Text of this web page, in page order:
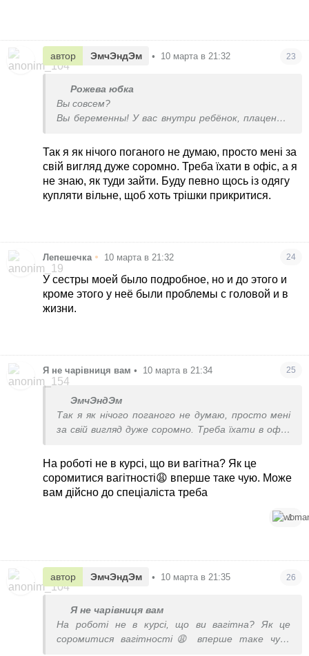
автор ЭмчЭндЭм • 10 марта в 21:32 23
Рожева юбка
Вы совсем?
Вы беременны! У вас внутри ребёнок, плацента
Идите к психологу! Причём срочно
Так я як нічого поганого не думаю, просто мені за
свій вигляд дуже соромно. Треба їхати в офіс, а я
не знаю, як туди зайти. Буду певно щось із одягу
купляти вільне, щоб хоть трішки прикритися.
Лепешечка • 10 марта в 21:32 24
У сестры моей было подробное, но и до этого и
кроме этого у неё были проблемы с головой и в
жизни.
Я не чарівниця вам • 10 марта в 21:34 25
ЭмчЭндЭм
Так я як нічого поганого не думаю, просто мені
за свій вигляд дуже соромно. Треба їхати в офіс,
одягу купляти вільне, щоб хоть трішки
прикритися.
На роботі не в курсі, що ви вагітна? Як це
соромитися вагітності😩 вперше таке чую. Може
вам дійсно до спеціаліста треба
1
автор ЭмчЭндЭм • 10 марта в 21:35 26
Я не чарівниця вам
На роботі не в курсі, що ви вагітна? Як це
соромитися вагітності😩 вперше таке чую.